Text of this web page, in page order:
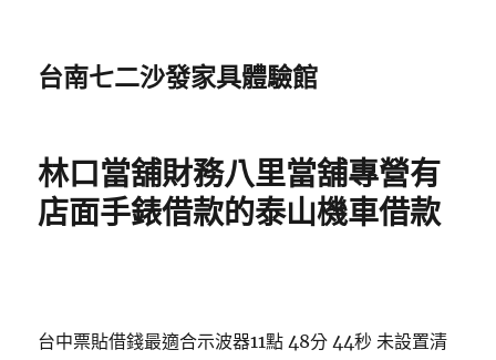
台南七二沙發家具體驗館
林口當舖財務八里當舖專營有
店面手錶借款的泰山機車借款
台中票貼借錢最適合示波器11點 48分 44秒 未設置清